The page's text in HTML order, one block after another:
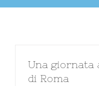
Una giornata
di Roma